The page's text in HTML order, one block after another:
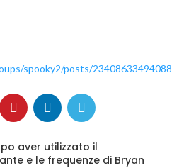
spooky2/posts/
aver utilizzato il
e le frequenze di Bryan